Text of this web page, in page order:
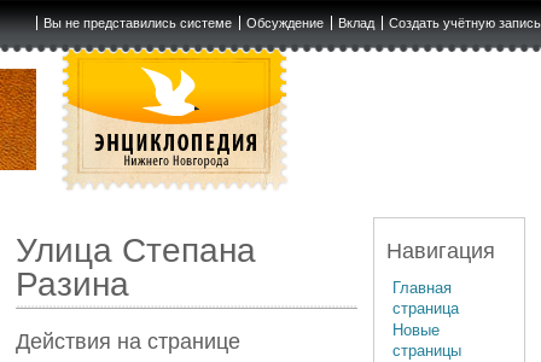
Вы не представились системе Обсуждение Вклад Создать учётную запись
Улица Степана
Разина
Действия на странице
Навигация
Главная
страница
Новые
страницы